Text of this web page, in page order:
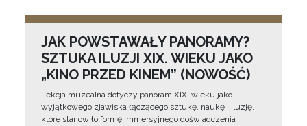
JAK POWSTAWAŁY PANORAMY?
SZTUKA ILUZJI XIX. WIEKU JAKO
„KINO PRZED KINEM” (NOWOŚĆ)
Lekcja muzealna dotyczy panoram XIX. wieku jako
wyjątkowego zjawiska łączącego sztukę, naukę i iluzję,
które stanowiło formę immersyjnego doświadczenia